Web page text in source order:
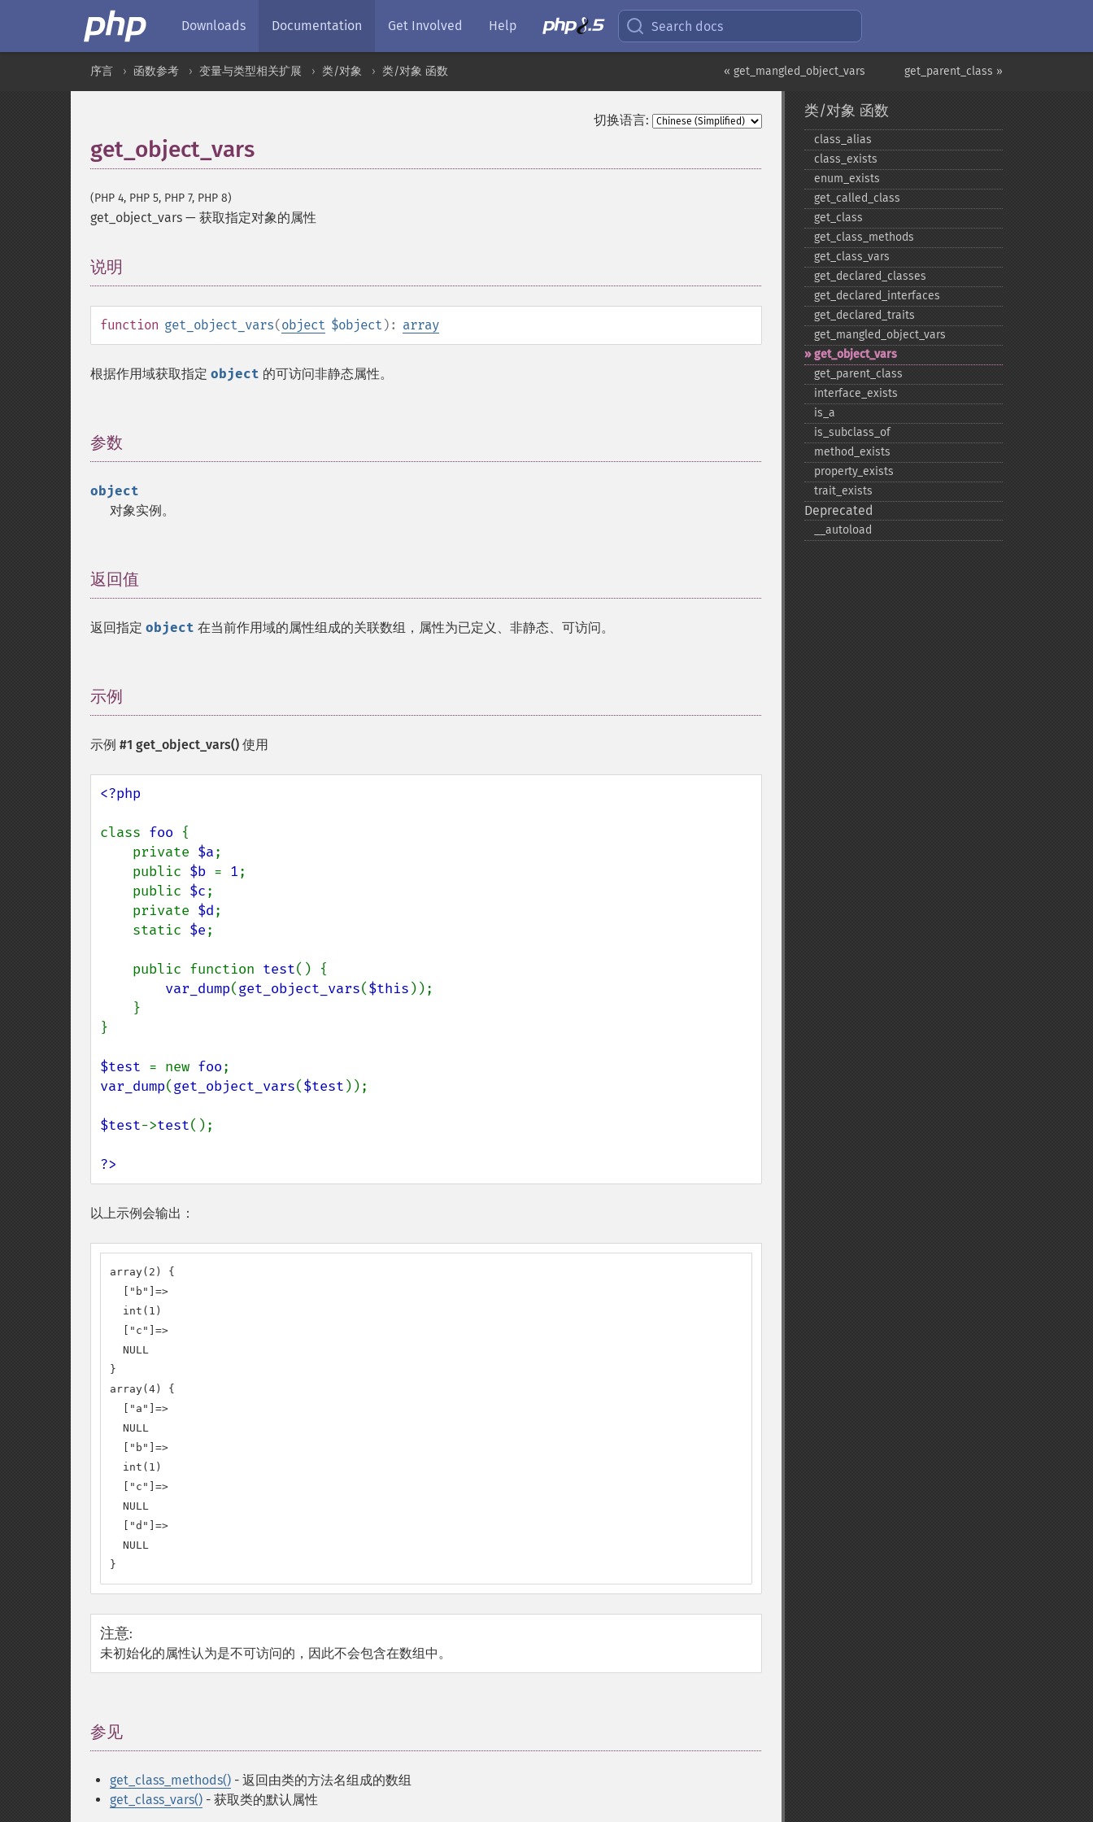
Downloads Documentation Get Involved Help Search docs
get_parent_class »
« get_mangled_object_vars
序言 函数参考 变量与类型相关扩展 类/对象 类/对象 函数
切换语言:
get_object_vars
(PHP 4, PHP 5, PHP 7, PHP 8)
get_object_vars — 获取指定对象的属性
说明
function get_object_vars(object $object ): array
根据作用域获取指定 object 的可访问非静态属性。
参数
object
对象实例。
返回值
返回指定 object 在当前作用域的属性组成的关联数组，属性为已定义、非静态、可访问。
示例
示例 #1 get_object_vars() 使用
<?php
class foo {
    private
$a;
    public
$b = 1;
    public
$c;
    private
$d;
    static
$e;
    public function
test() {
var_dump(get_object_vars($this ));
}
$test = new foo
var_dump(get_object_vars($test ));
$test->test();
?>
以上示例会输出：
array(2) {
  ["b"]=>
  int(1)
  ["c"]=>
  NULL
}
array(4) {
  ["a"]=>
  NULL
  ["b"]=>
  int(1)
  ["c"]=>
  NULL
  ["d"]=>
  NULL
}
注意:
未初始化的属性认为是不可访问的，因此不会包含在数组中。
参见
get_class_methods() - 返回由类的方法名组成的数组
get_class_vars() - 获取类的默认属性
类/对象 函数
class_​alias
class_​exists
enum_​exists
get_​called_​class
get_​class
get_​class_​methods
get_​class_​vars
get_​declared_​classes
get_​declared_​interfaces
get_​declared_​traits
get_​mangled_​object_​vars
get_​object_​vars
get_​parent_​class
interface_​exists
is_​a
is_​subclass_​of
method_​exists
property_​exists
trait_​exists
Deprecated
_​_​autoload